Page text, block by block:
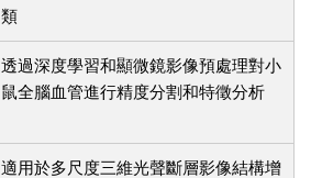
類
透過深度學習和顯微鏡影像預處理對小
鼠全腦血管進行精度分割和特徵分析
適用於多尺度三維光聲斷層影像結構增